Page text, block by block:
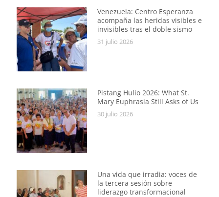
Venezuela: Centro Esperanza
acompaña las heridas visibles e
invisibles tras el doble sismo
31 julio 2026
Pistang Hulio 2026: What St.
Mary Euphrasia Still Asks of Us
30 julio 2026
Una vida que irradia: voces de
la tercera sesión sobre
liderazgo transformacional